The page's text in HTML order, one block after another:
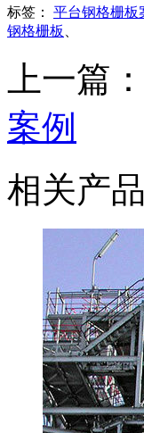
标签： 平台钢格栅板
钢格栅板
上一篇：
案例
相关产品